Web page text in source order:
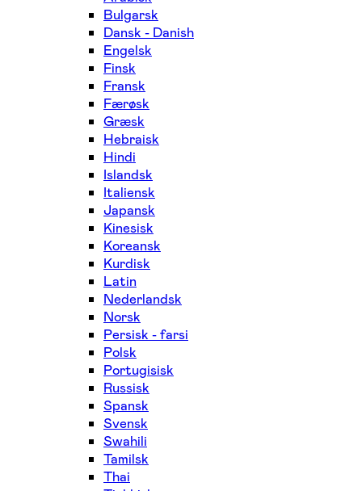
Bulgarsk
Dansk - Danish
Engelsk
Finsk
Fransk
Færøsk
Græsk
Hebraisk
Hindi
Islandsk
Italiensk
Japansk
Kinesisk
Koreansk
Kurdisk
Latin
Nederlandsk
Norsk
Persisk - farsi
Polsk
Portugisisk
Russisk
Spansk
Svensk
Swahili
Tamilsk
Thai